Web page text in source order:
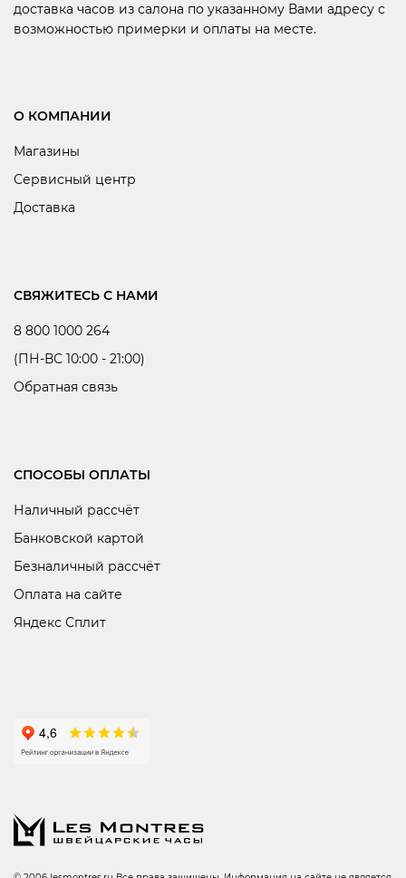
доставка часов из салона по указанному Вами адресу с
возможностью примерки и оплаты на месте.
О КОМПАНИИ
Магазины
Сервисный центр
Доставка
СВЯЖИТЕСЬ С НАМИ
8 800 1000 264
(ПН-ВС 10:00 - 21:00)
Обратная связь
СПОСОБЫ ОПЛАТЫ
Наличный рассчёт
Банковской картой
Безналичный рассчёт
Оплата на сайте
Яндекс Сплит